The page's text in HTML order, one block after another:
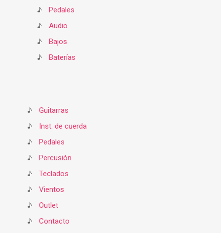
♪
Pedales
♪
Audio
♪
Bajos
♪
Baterías
♪
Guitarras
♪
Inst. de cuerda
♪
Pedales
♪
Percusión
♪
Teclados
♪
Vientos
♪
Outlet
♪
Contacto